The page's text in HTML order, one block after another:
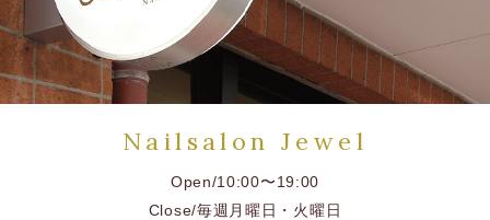
Nailsalon Jewel
Open/10:00〜19:00
Close/毎週月曜日・火曜日